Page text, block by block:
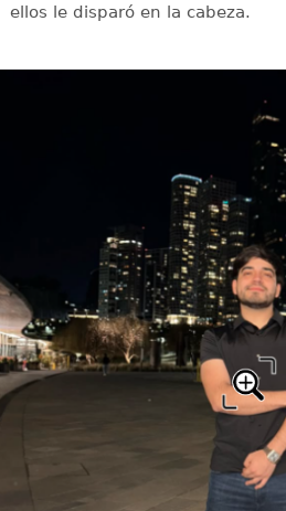
ellos le disparó en la cabeza.